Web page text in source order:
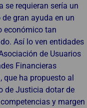
se requieran sería un
de gran ayuda en un
económico tan
Así lo ven entidades
de Usuarios
Financieras
que ha propuesto al
de Justicia dotar de
y margen